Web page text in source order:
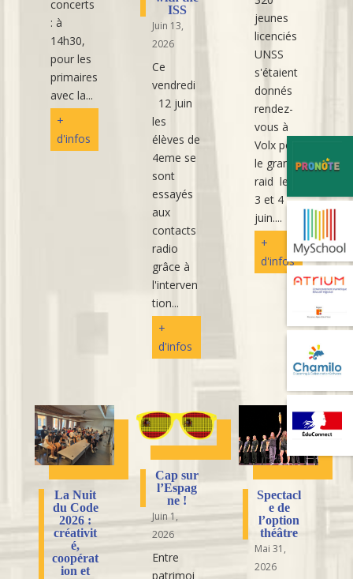
concerts
: à
14h30,
pour les
primaires
avec la...
+
d'infos
ISS
Juin 13,
2026
Ce
vendredi
12 juin
les
élèves de
4eme se
sont
essayés
aux
contacts
radio
grâce à
l'interven
tion...
+
d'infos
jeunes
licenciés
UNSS
s'étaient
donnés
rendez-
vous à
Volx pour
le grand
raid les
3 et 4
juin....
+
d'infos
La Nuit
du Code
2026 :
créativit
é,
coopérat
ion et
Cap sur
l’Espag
ne !
Juin 1,
2026
Entre
patrimoi
Spectacl
e de
l’option
théâtre
Mai 31,
2026